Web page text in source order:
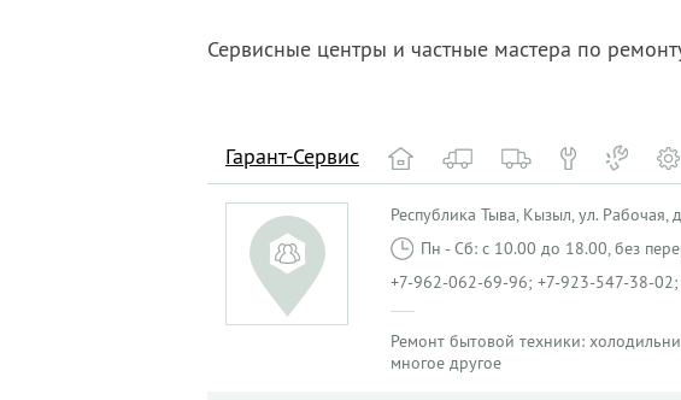
Сервисные центры и частные мастера по
Гарант-Сервис
Республика Тыва, Кызыл, ул. Рабочая,
Пн - Сб: с 10.00 до 18.00, без
+7-962-062-69-96; +7-923-547-38-
Ремонт бытовой техники:
многое другое